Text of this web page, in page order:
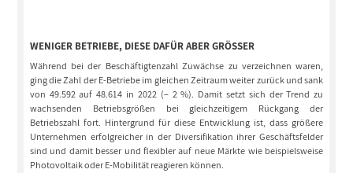
WENIGER BETRIEBE, DIESE DAFÜR ABER GRÖSSER
Während bei der Beschäftigtenzahl Zuwächse zu verzeichnen waren,
ging die Zahl der E-Betriebe im gleichen Zeitraum weiter zurück und sank
von 49.592 auf 48.614 in 2022 (– 2 %). Damit setzt sich der Trend zu
wachsenden Betriebsgrößen bei gleichzeitigem Rückgang der
Betriebszahl fort. Hintergrund für diese Entwicklung ist, dass größere
Unternehmen erfolgreicher in der Diversifikation ihrer Geschäftsfelder
sind und damit besser und flexibler auf neue Märkte wie beispielsweise
Photovoltaik oder E-Mobilität reagieren können.